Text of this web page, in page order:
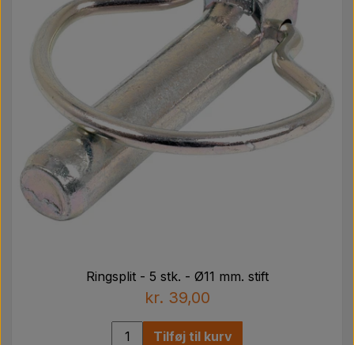
Ringsplit - 5 stk. - Ø11 mm. stift
kr. 39,00
Tilføj til kurv